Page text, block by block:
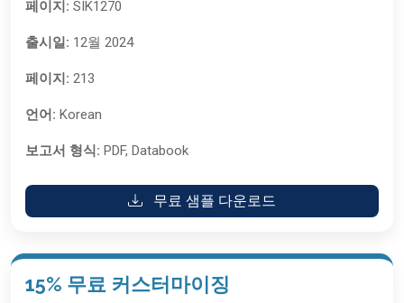
페이지: SIK1270
출시일: 12월 2024
페이지: 213
언어: Korean
보고서 형식: PDF, Databook
무료 샘플 다운로드
15% 무료 커스터마이징